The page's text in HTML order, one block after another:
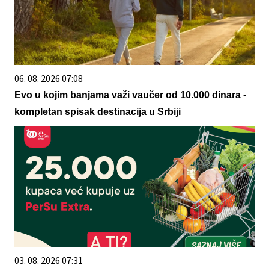
06. 08. 2026 07:08
Evo u kojim banjama važi vaučer od 10.000 dinara -
kompletan spisak destinacija u Srbiji
03. 08. 2026 07:31